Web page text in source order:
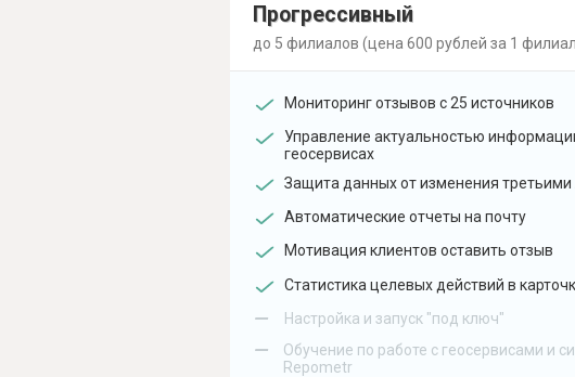
Прогрессивный
до 5 филиалов (цена 600 рублей за 1
Мониторинг отзывов с 25 источников
Управление актуальностью
геосервисах
Защита данных от изменения
Автоматические отчеты на почту
Мотивация клиентов оставить отзыв
Статистика целевых действий в
– Настройка и запуск "под ключ"
–
Обучение по работе с геосервисами и
Repometr